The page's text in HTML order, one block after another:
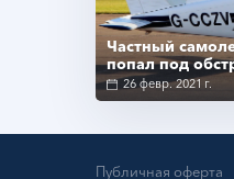
Частный
попал под
26 февр. 2021 г.
Публичная оферта